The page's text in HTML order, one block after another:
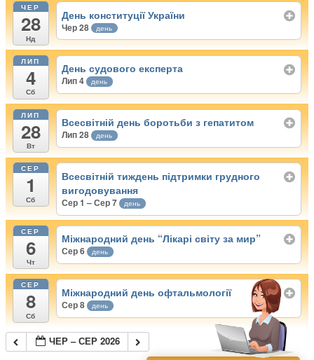
ЧЕР
28
Нд
День конституції України
Чер 28 день
ЛИП
4
Сб
День судового експерта
Лип 4 день
ЛИП
28
Вт
Всесвітній день боротьби з гепатитом
Лип 28 день
СЕР
1
Сб
Всесвітній тиждень підтримки грудного
вигодовування
Сер 1 – Сер 7 день
СЕР
6
Чт
Міжнародний день “Лікарі світу за мир”
Сер 6 день
СЕР
8
Сб
Міжнародний день офтальмології
Сер 8 день
ЧЕР – СЕР 2026